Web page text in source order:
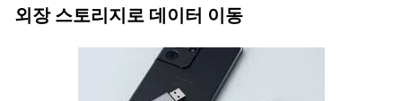
외장 스토리지로 데이터 이동